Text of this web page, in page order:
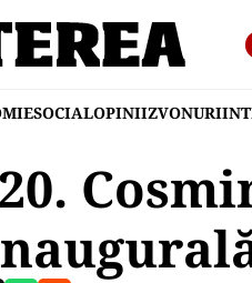
SOCIALOPINIIZVONURI